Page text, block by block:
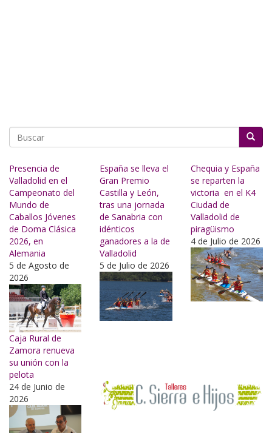
Presencia de
Valladolid en el
Campeonato del
Mundo de
Caballos Jóvenes
de Doma Clásica
2026, en
Alemania
5 de Agosto de
2026
España se lleva el
Gran Premio
Castilla y León,
tras una jornada
de Sanabria con
idénticos
ganadores a la de
Valladolid
5 de Julio de 2026
Chequia y España
se reparten la
victoria en el K4
Ciudad de
Valladolid de
piragüismo
4 de Julio de 2026
Caja Rural de
Zamora renueva
su unión con la
pelota
24 de Junio de
2026